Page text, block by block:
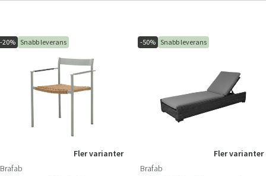
-20% Snabb leverans
Fler varianter
Brafab
-50% Snabb leverans
Fler varianter
Brafab